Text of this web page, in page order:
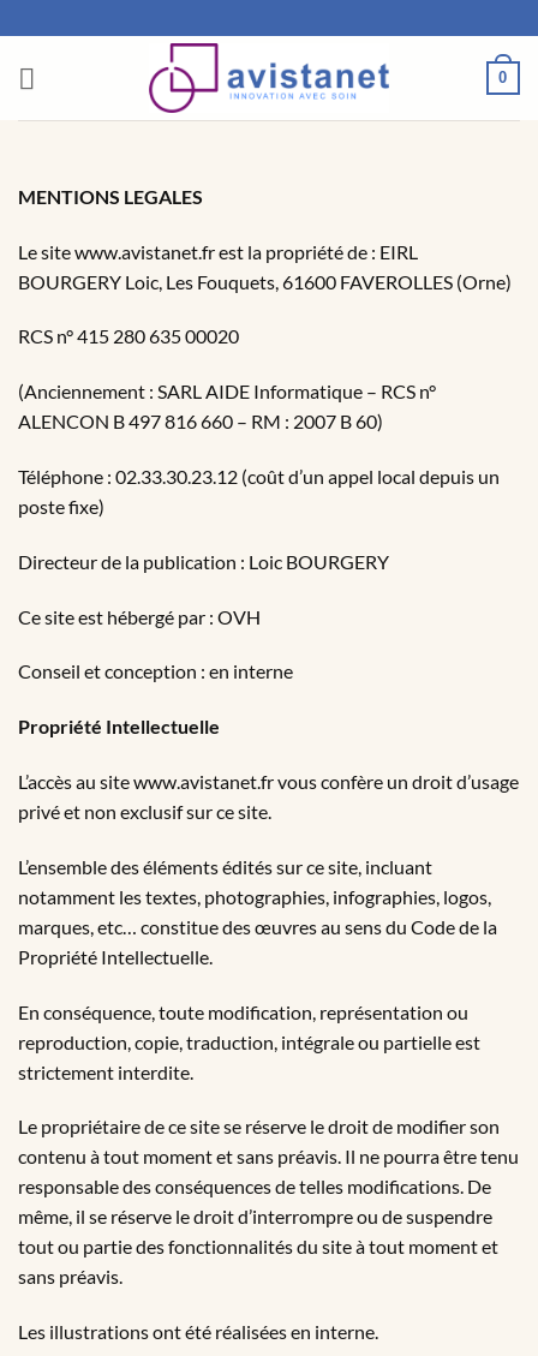
au
contenu
0
MENTIONS LEGALES
Le site www.avistanet.fr est la propriété de : EIRL
BOURGERY Loic, Les Fouquets, 61600 FAVEROLLES (Orne)
RCS n° 415 280 635 00020
(Anciennement : SARL AIDE Informatique – RCS n°
ALENCON B 497 816 660 – RM : 2007 B 60)
Téléphone : 02.33.30.23.12 (coût d’un appel local depuis un
poste fixe)
Directeur de la publication : Loic BOURGERY
Ce site est hébergé par : OVH
Conseil et conception : en interne
Propriété Intellectuelle
L’accès au site www.avistanet.fr vous confère un droit d’usage
privé et non exclusif sur ce site.
L’ensemble des éléments édités sur ce site, incluant
notamment les textes, photographies, infographies, logos,
marques, etc… constitue des œuvres au sens du Code de la
Propriété Intellectuelle.
En conséquence, toute modification, représentation ou
reproduction, copie, traduction, intégrale ou partielle est
strictement interdite.
Le propriétaire de ce site se réserve le droit de modifier son
contenu à tout moment et sans préavis. Il ne pourra être tenu
responsable des conséquences de telles modifications. De
même, il se réserve le droit d’interrompre ou de suspendre
tout ou partie des fonctionnalités du site à tout moment et
sans préavis.
Les illustrations ont été réalisées en interne.